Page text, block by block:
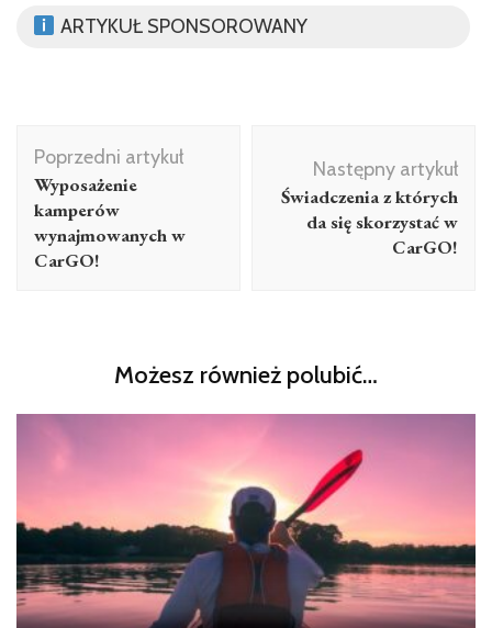
ARTYKUŁ SPONSOROWANY
Nawigacja
wpisu
Poprzedni artykuł
Wyposażenie
kamperów
wynajmowanych w
CarGO!
Następny artykuł
Świadczenia z których
da się skorzystać w
CarGO!
Możesz również polubić…